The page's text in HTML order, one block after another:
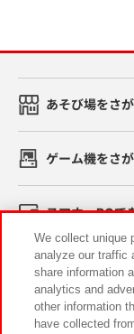
あそび場をさ
ゲーム機をさ
スマホ・PCで
イベント・キ
We collect unique
analyze our traffic
share information
analytics and
other information
have collected